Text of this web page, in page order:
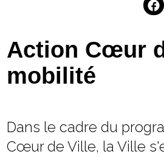
Economie
Services
Action Cœur
mobilité
Dans le cadre du
Cœur de Ville, la Ville